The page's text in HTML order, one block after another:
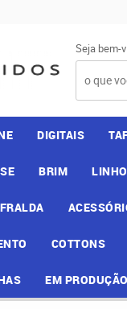
Seja bem-
DIGITAIS
BRIM
COTTONS
EM PRODUÇÃO